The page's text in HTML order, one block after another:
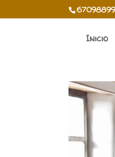
Inicio